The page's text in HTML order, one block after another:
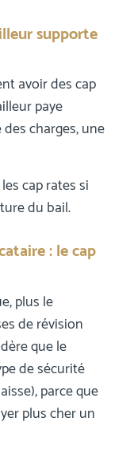
supporte
avoir des cap
paye
charges, une
cap rates si
du bail.
: le cap
plus le
de révision
que le
de sécurité
parce que
plus cher un